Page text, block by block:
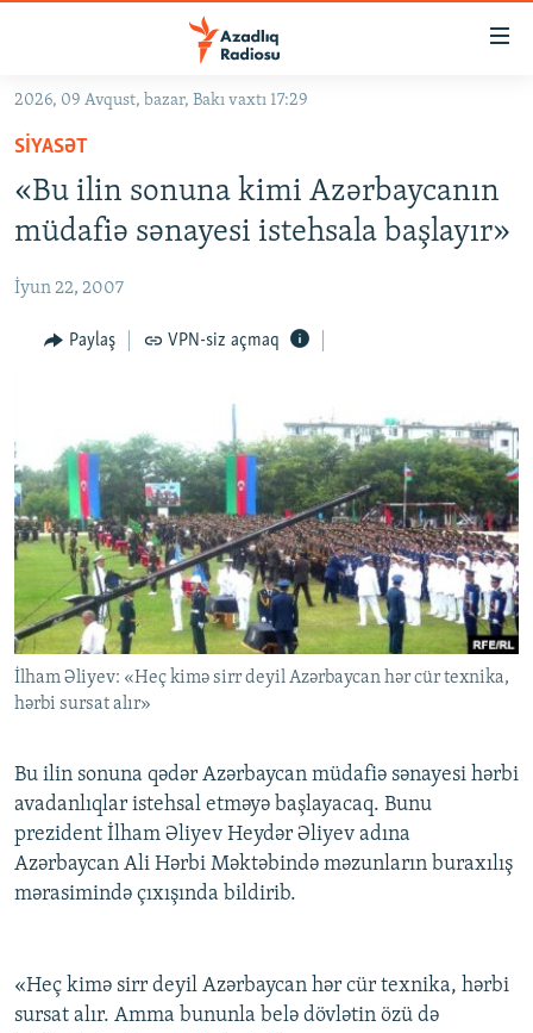
Əsas
qayıt
Əsas
naviqasiyaya
qayıt
Axtarışa
keç
GÜNDƏM
#İZAHLA
KORRUPSIOMETR
FƏRQƏ BAX
QANUNI DOĞRU
VIDEO
FOTOQALEREYA
İNFOQRAFIKA
KARIKATURA
RADIO ARXIV
OXU ZALI
AZƏRBAYCAN ƏDƏBIYYATI KITABXANASI
İSLAM VƏ DEMOKRATIYA
İZ - MƏDƏNIYYƏT PROQRAMI
HAQQIMIZDA
MISSIYAMIZ
PEŞƏ ETIKASI VƏ JURNALISTIKA STANDARTLARIMIZ
MATERIALLARIMIZDAN ISTIFADƏ
AZADLIQRADIOSU MOBIL TELEFONUNUZDA
XƏBƏR BÜLLETENLƏRIMIZ
BIZI IZLƏ
RFE/RL-in bütün saytları
2026, 09 Avqust, bazar, Bakı vaxtı 17:29
SIYASƏT
«Bu ilin sonuna kimi Azərbaycanın
müdafiə sənayesi istehsala başlayır»
İyun 22, 2007
Paylaş VPN-siz açmaq
İlham Əliyev: «Heç kimə sirr deyil Azərbaycan hər cür texnika,
hərbi sursat alır»
Bu ilin sonuna qədər Azərbaycan müdafiə sənayesi hərbi
avadanlıqlar istehsal etməyə başlayacaq. Bunu
prezident İlham Əliyev Heydər Əliyev adına
Azərbaycan Ali Hərbi Məktəbində məzunların buraxılış
mərasimində çıxışında bildirib.
«Heç kimə sirr deyil Azərbaycan hər cür texnika, hərbi
sursat alır. Amma bununla belə dövlətin özü də